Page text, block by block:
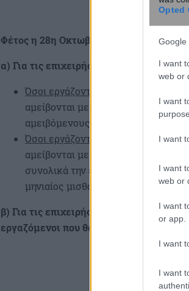
Opted
Google
I want
web or
I want
I want
I want
web or
I want
or app.
I want
I want
Φέτος η 28η Οκτωβρίου συμπίπτει με
α) Για τις επιχειρήσεις που δεν
Όσοι εργάζονται με πενθήμερο
αμείβονται με ημερομίσθιο, θα
αμειβόμενους με μισθό,
Όσοι εργάζονται με εξαήμερο
αμείβονται με ημερομίσθιο, θα
συνολικά την εβδομάδα), ενώ
μηνιαίος μισθός τους.
β) Για τις επιχειρήσεις που νόμιμα
εργαζόμενοι που θα απασχοληθούν την